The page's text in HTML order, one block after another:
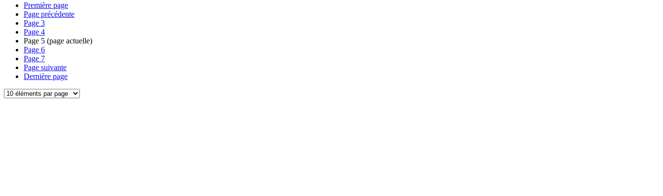
Première page
Page précédente
Page 3
Page 4
Page 5 (page actuelle)
Page 6
Page 7
Page suivante
Dernière page